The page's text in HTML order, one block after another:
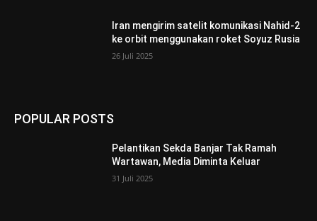
Iran mengirim satelit komunikasi Nahid-2
ke orbit menggunakan roket Soyuz Rusia
26 Juli 2025
POPULAR POSTS
Pelantikan Sekda Banjar Tak Ramah
Wartawan, Media Diminta Keluar
31 Juli 2025